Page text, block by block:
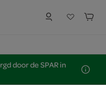
door de SPAR in